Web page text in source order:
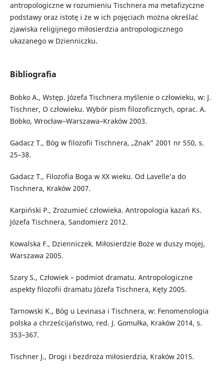
antropologiczne w rozumieniu Tischnera ma metafizyczne
podstawy oraz istotę i że w ich pojęciach można określać
zjawiska religijnego miłosierdzia antropologicznego
ukazanego w Dzienniczku.
Bibliografia
Bobko A., Wstęp. Józefa Tischnera myślenie o człowieku, w: J.
Tischner, O człowieku. Wybór pism filozoficznych, oprac. A.
Bobko, Wrocław–Warszawa–Kraków 2003.
Gadacz T., Bóg w filozofii Tischnera, „Znak” 2001 nr 550, s.
25–38.
Gadacz T., Filozofia Boga w XX wieku. Od Lavelle’a do
Tischnera, Kraków 2007.
Karpiński P., Zrozumieć człowieka. Antropologia kazań Ks.
Józefa Tischnera, Sandomierz 2012.
Kowalska F., Dzienniczek. Miłosierdzie Boże w duszy mojej,
Warszawa 2005.
Szary S., Człowiek – podmiot dramatu. Antropologiczne
aspekty filozofii dramatu Józefa Tischnera, Kęty 2005.
Tarnowski K., Bóg u Levinasa i Tischnera, w: Fenomenologia
polska a chrześcijaństwo, red. J. Gomułka, Kraków 2014, s.
353–367.
Tischner J., Drogi i bezdroża miłosierdzia, Kraków 2015.